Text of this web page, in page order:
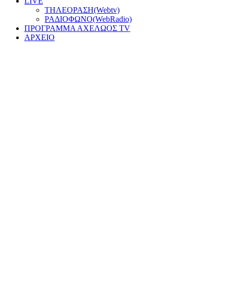
ΤΗΛΕΟΡΑΣΗ(Webtv)
ΡΑΔΙΟΦΩΝΟ(WebRadio)
ΠΡΟΓΡΑΜΜΑ ΑΧΕΛΩΟΣ TV
ΑΡΧΕΙΟ